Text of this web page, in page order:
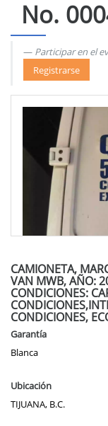
No.
Participar en el
Registrarse
CAMIONETA,
VAN MWB, AÑO:
CONDICIONES:
CONDICIONES,
Garantía
Blanca
Ubicación
TIJUANA, B.C.